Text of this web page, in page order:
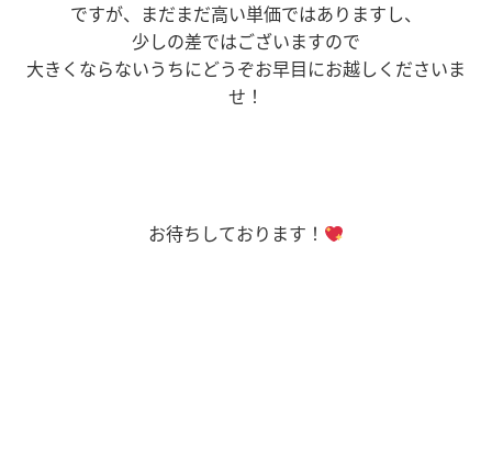
ですが、まだまだ高い単価ではありますし、
少しの差ではございますので
大きくならないうちにどうぞお早目にお越しくださいま
せ！
お待ちしております！